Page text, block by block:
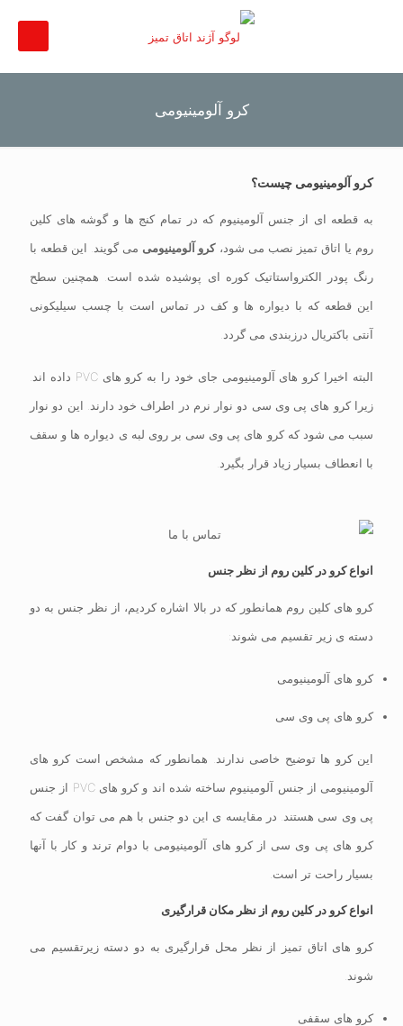
کرو آلومینیومی
کرو آلومینیومی چیست؟
به قطعه ای از جنس آلومینیوم که در تمام کنج ها و گوشه های کلین
روم یا اتاق تمیز نصب می شود،کرو آلومینیومی می گویند. این قطعه با
رنگ پودر الکترواستاتیک کوره ای پوشیده شده است. همچنین سطح
این قطعه که با دیواره ها و کف در تماس است با چسب سیلیکونی
آنتی باکتریال درزبندی می گردد.
البته اخیرا کرو های آلومینیومی جای خود را به کرو های PVC داده اند.
زیرا کرو های پی وی سی دو نوار نرم در اطراف خود دارند. این دو نوار
سبب می شود که کرو های پی وی سی بر روی لبه ی دیواره ها و سقف
با انعطاف بسیار زیاد قرار بگیرد.
انواع کرو در کلین روم از نظر جنس
کرو های کلین روم همانطور که در بالا اشاره کردیم، از نظر جنس به دو
دسته ی زیر تقسیم می شوند:
کرو های آلومینیومی
کرو های پی وی سی
این کرو ها توضیح خاصی ندارند. همانطور که مشخص است کرو های
آلومینیومی از جنس آلومینیوم ساخته شده اند و کرو های PVC از جنس
پی وی سی هستند. در مقایسه ی این دو جنس با هم می توان گفت که
کرو های پی وی سی از کرو های آلومینیومی با دوام ترند و کار با آنها
بسیار راحت تر است.
انواع کرو در کلین روم از نظر مکان قرارگیری
کرو های اتاق تمیز از نظر محل قرارگیری به دو دسته زیرتقسیم می
شوند.
کرو های سقفی